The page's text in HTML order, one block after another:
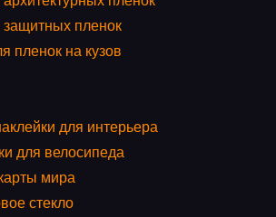
защитных пленок
пленок на кузов
для интерьера
для велосипеда
мира
стекло